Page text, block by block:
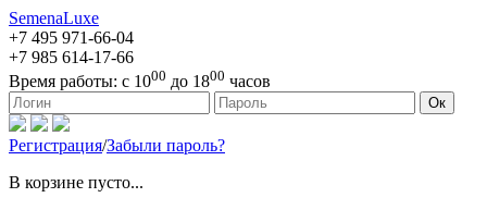
SemenaLuxe
+7 495 971-66-04
+7 985 614-17-66
Время работы: с 1000 до 1800 часов
127473, г. Москва, ул. Краснопролетарская, д. 16, стр. 1 Ок
Регистрация/Забыли пароль?
В корзине пусто...